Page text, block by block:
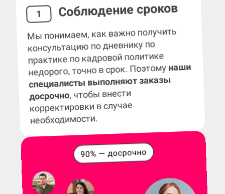
1 Соблюдение сроков
Мы понимаем, как важно получить
консультацию по дневнику по
практике по кадровой политике
недорого, точно в срок. Поэтому наши
специалисты выполняют заказы
досрочно, чтобы внести
корректировки в случае
необходимости.